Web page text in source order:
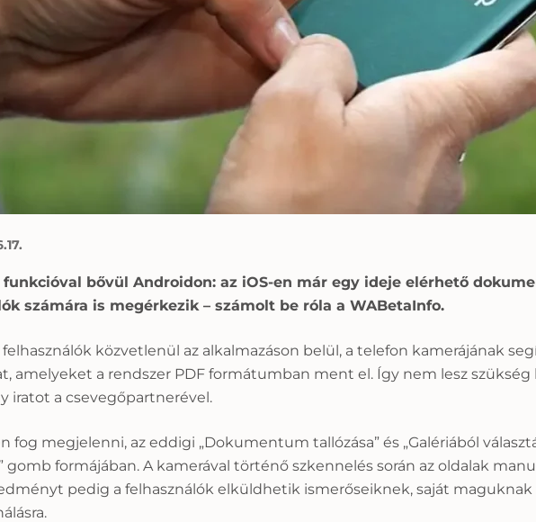
bővül Androidon: az iOS-en már egy ideje elérhető
számára is megérkezik – számolt be róla a WABetaInfo.
közvetlenül az alkalmazáson belül, a telefon kamerájának
amelyeket a rendszer PDF formátumban ment el. Így nem lesz szükség
iratot a csevegőpartnerével.
fog megjelenni, az eddigi „Dokumentum tallózása” és „Galériából
formájában. A kamerával történő szkennelés során az oldalak
pedig a felhasználók elküldhetik ismerőseiknek, saját